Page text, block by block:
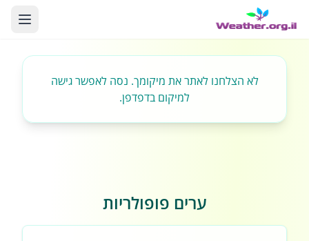
לא הצלחנו לאתר את מיקומך. נסה לאפשר גישה
למיקום בדפדפן.
ערים פופולריות